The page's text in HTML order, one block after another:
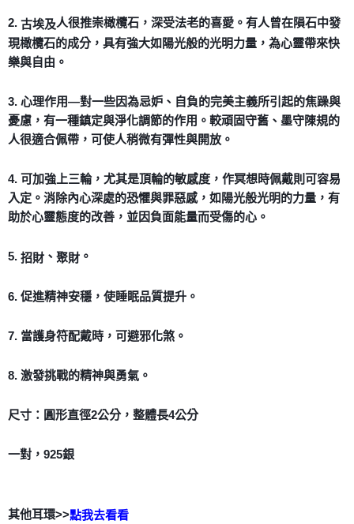
2. 古埃及人很推崇橄欖石，深受法老的喜愛。有人曾在隕石中發
現橄欖石的成分，具有強大如陽光般的光明力量，為心靈帶來快
樂與自由。
3. 心理作用—對一些因為忌妒、自負的完美主義所引起的焦躁與
憂慮，有一種鎮定與淨化調節的作用。較頑固守舊、墨守陳規的
人很適合佩帶，可使人稍微有彈性與開放。
4. 可加強上三輪，尤其是頂輪的敏感度，作冥想時佩戴則可容易
入定。消除內心深處的恐懼與罪惡感，如陽光般光明的力量，有
助於心靈態度的改善，並因負面能量而受傷的心。
5. 招財 、 聚財 。
6. 促進精神安穩，使睡眠品質提升。
7. 當護身符配戴時，可避邪化煞。
8. 激發挑戰的精神與勇氣。
尺寸：圓形直徑2公分，整體長4公分
一對，925銀
其他耳環>>點我去看看